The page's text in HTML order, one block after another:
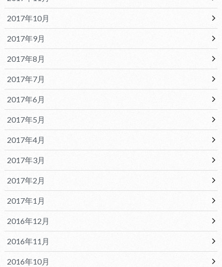
2017年10月
2017年9月
2017年8月
2017年7月
2017年6月
2017年5月
2017年4月
2017年3月
2017年2月
2017年1月
2016年12月
2016年11月
2016年10月